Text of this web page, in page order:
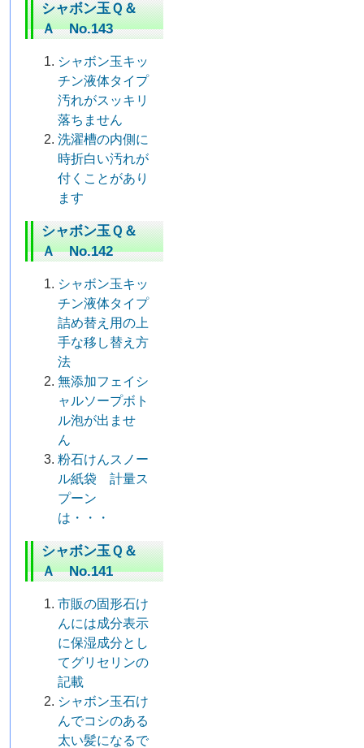
シャボン玉Ｑ＆
Ａ No.143
シャボン玉キッ
チン液体タイプ
汚れがスッキリ
落ちません
洗濯槽の内側に
時折白い汚れが
付くことがあり
ます
シャボン玉Ｑ＆
Ａ No.142
シャボン玉キッ
チン液体タイプ
詰め替え用の上
手な移し替え方
法
無添加フェイシ
ャルソープボト
ル泡が出ませ
ん
粉石けんスノー
ル紙袋 計量ス
プーン
は・・・
シャボン玉Ｑ＆
Ａ No.141
市販の固形石け
んには成分表示
に保湿成分とし
てグリセリンの
記載
シャボン玉石け
んでコシのある
太い髪になるで